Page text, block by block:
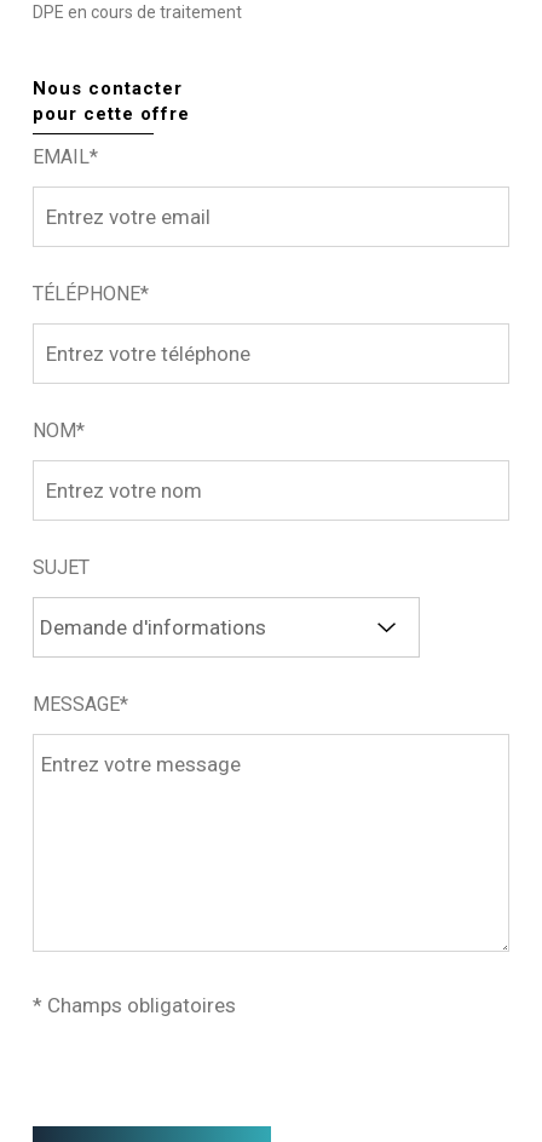
DPE en cours de traitement
Nous contacter
pour cette offre
EMAIL*
TÉLÉPHONE*
NOM*
SUJET
MESSAGE*
* Champs obligatoires